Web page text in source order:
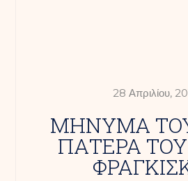
28 Απριλίου,
ΜΗΝΥΜΑ
ΠΑΤΕΡΑ